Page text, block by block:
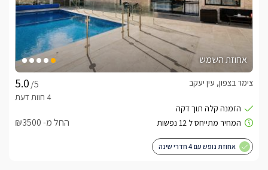
אחוזת השמש
/5
צימר בצפון, עין יעקב
החל מ- ₪3500
אחוזת נופש עם 4 חדרי שינה